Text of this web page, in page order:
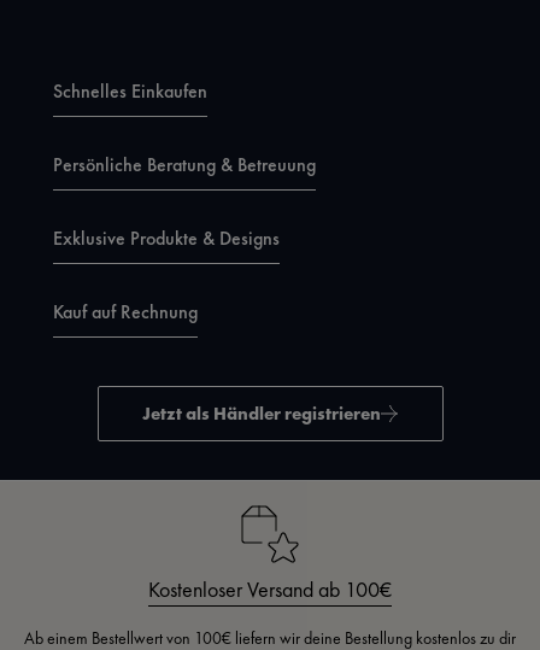
Schnelles Einkaufen
Persönliche Beratung & Betreuung
Exklusive Produkte & Designs
Kauf auf Rechnung
Jetzt als Händler registrieren
Kostenloser Versand ab 100€
Ab einem Bestellwert von 100€ liefern wir deine Bestellung kostenlos zu dir